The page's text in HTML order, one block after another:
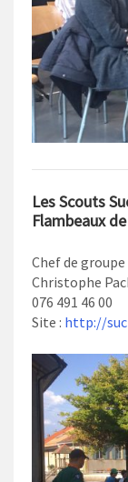
Les Scouts
Flambeaux
Chef de groupe
Christophe
076 491 46 00
Site : http://